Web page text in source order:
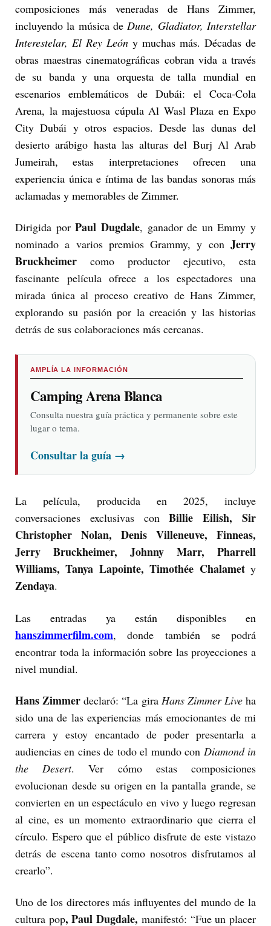
composiciones más veneradas de Hans Zimmer,
incluyendo la música de Dune, Gladiator, Interstellar
Interestelar, El Rey León y muchas más. Décadas de
obras maestras cinematográficas cobran vida a través
de su banda y una orquesta de talla mundial en
escenarios emblemáticos de Dubái: el Coca-Cola
Arena, la majestuosa cúpula Al Wasl Plaza en Expo
City Dubái y otros espacios. Desde las dunas del
desierto arábigo hasta las alturas del Burj Al Arab
Jumeirah, estas interpretaciones ofrecen una
experiencia única e íntima de las bandas sonoras más
aclamadas y memorables de Zimmer.
Dirigida porPaul Dugdale, ganador de un Emmy y
nominado a varios premios Grammy, y con Jerry
Bruckheimer como productor ejecutivo, esta
fascinante película ofrece a los espectadores una
mirada única al proceso creativo de Hans Zimmer,
explorando su pasión por la creación y las historias
detrás de sus colaboraciones más cercanas.
AMPLÍA LA INFORMACIÓN
Camping Arena Blanca
Consulta nuestra guía práctica y permanente sobre este
lugar o tema.
Consultar la guía →
La película, producida en 2025, incluye
conversaciones exclusivas conBillie Eilish, Sir
Christopher Nolan, Denis Villeneuve, Finneas,
Jerry Bruckheimer, Johnny Marr, Pharrell
Williams, Tanya Lapointe, Timothée Chalamety
Zendaya.
Las entradas ya están disponibles en
hanszimmerfilm.com, donde también se podrá
encontrar toda la información sobre las proyecciones a
nivel mundial.
Hans Zimmer declaró: “La gira Hans Zimmer Liveha
sido una de las experiencias más emocionantes de mi
carrera y estoy encantado de poder presentarla a
audiencias en cines de todo el mundo con Diamond in
the Desert. Ver cómo estas composiciones
evolucionan desde su origen en la pantalla grande, se
convierten en un espectáculo en vivo y luego regresan
al cine, es un momento extraordinario que cierra el
círculo. Espero que el público disfrute de este vistazo
detrás de escena tanto como nosotros disfrutamos al
crearlo”.
Uno de los directores más influyentes del mundo de la
cultura pop, Paul Dugdale, manifestó: “Fue un placer